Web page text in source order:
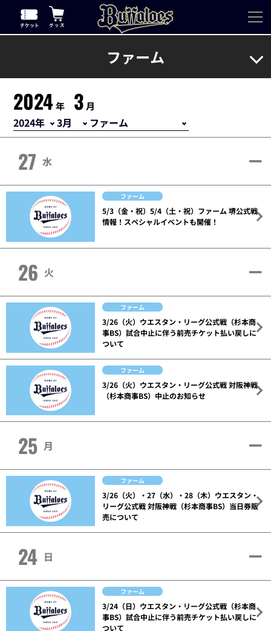
ファーム
2024 年 3 月
27 水
ファーム
5/3（金・祝）5/4（土・祝）ファーム 堺公式戦
情報！スペシャルイベントも開催！
26 火
ファーム
3/26（火）ウエスタン・リーグ公式戦（杉本商
事BS）試合中止に伴う前売チケット払い戻しに
ついて
ファーム
3/26（火）ウエスタン・リーグ公式戦 対阪神戦
（杉本商事BS）中止のお知らせ
25 月
ファーム
3/26（火）・27（水）・28（木）ウエスタン・
リーグ公式戦 対阪神戦（杉本商事BS）当日券販
売について
24 日
ファーム
3/24（日）ウエスタン・リーグ公式戦（杉本商
事BS）試合中止に伴う前売チケット払い戻しに
ついて